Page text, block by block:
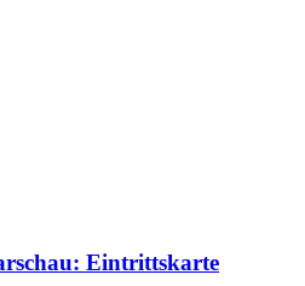
Eintrittskarte